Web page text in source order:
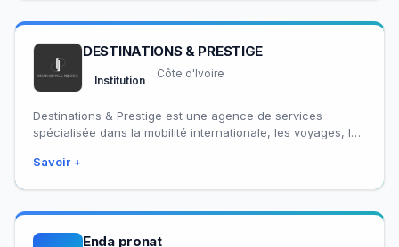
DESTINATIONS & PRESTIGE
Institution
Côte d'Ivoire
Destinations & Prestige est une agence de services
spécialisée dans la mobilité internationale, les voyages, les
Savoir +
Enda pronat